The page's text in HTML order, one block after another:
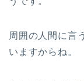
周囲の人間に言
いますからね。